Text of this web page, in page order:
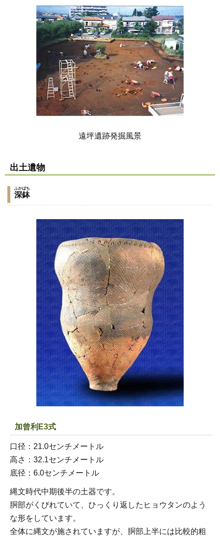
遠坪遺跡発掘風景
出土遺物
深鉢
ふかばち
加曾利E3式
口径：21.0センチメートル
高さ：32.1センチメートル
底径：6.0センチメートル
縄文時代中期後半の土器です。
胴部がくびれていて、ひっくり返したヒョウタンのよう
な形をしています。
全体に縄文が施されていますが、胴部上半には比較的粗